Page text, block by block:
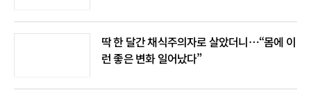
딱 한 달간 채식주의자로 살았더니…“몸에 이
런 좋은 변화 일어났다”